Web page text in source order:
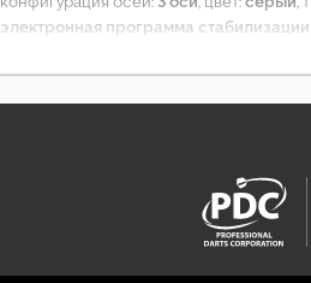
электронная программа стабилизации